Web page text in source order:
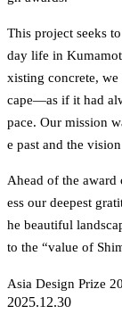
This project seeks
day life in
xisting concrete,
cape—as if it had
pace. Our mission
e past and the
Ahead of the
ess our deepest
he beautiful
to the “value of
Asia Design Prize
2025.12.30